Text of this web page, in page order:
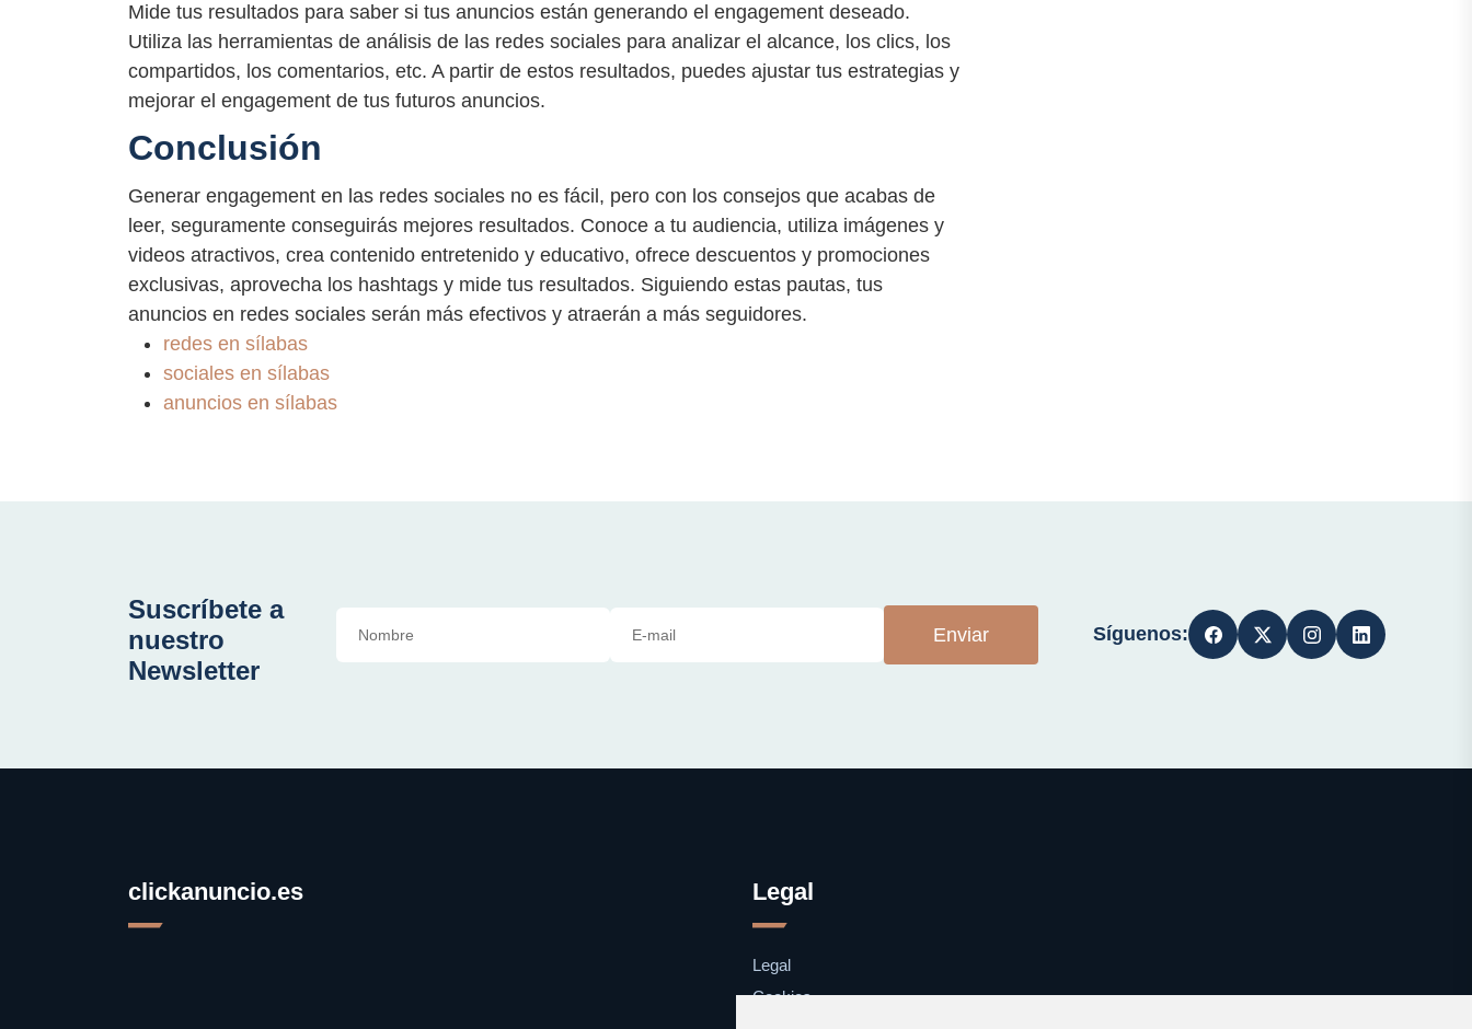
Mide tus resultados para saber si tus anuncios están generando el engagement deseado.
Utiliza las herramientas de análisis de las redes sociales para analizar el alcance, los clics, los
compartidos, los comentarios, etc. A partir de estos resultados, puedes ajustar tus estrategias y
mejorar el engagement de tus futuros anuncios.
Conclusión
Generar engagement en las redes sociales no es fácil, pero con los consejos que acabas de
leer, seguramente conseguirás mejores resultados. Conoce a tu audiencia, utiliza imágenes y
videos atractivos, crea contenido entretenido y educativo, ofrece descuentos y promociones
exclusivas, aprovecha los hashtags y mide tus resultados. Siguiendo estas pautas, tus
anuncios en redes sociales serán más efectivos y atraerán a más seguidores.
redes en sílabas
sociales en sílabas
anuncios en sílabas
Suscríbete a
nuestro
Newsletter
Enviar Síguenos:
clickanuncio.es Legal
Legal
Cookies